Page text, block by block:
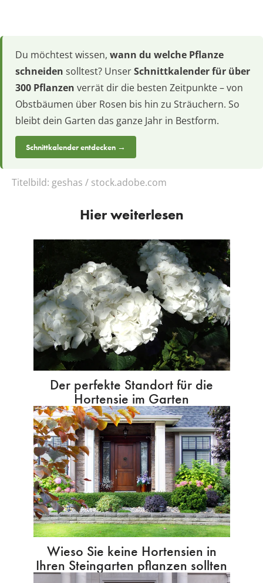
Du möchtest wissen, wann du welche Pflanze
schneiden solltest? UnserSchnittkalender für über
300 Pflanzen verrät dir die besten Zeitpunkte – von
Obstbäumen über Rosen bis hin zu Sträuchern. So
bleibt dein Garten das ganze Jahr in Bestform.
Schnittkalender entdecken →
Titelbild: geshas / stock.adobe.com
Hier weiterlesen
Der perfekte Standort für die
Hortensie im Garten
Wieso Sie keine Hortensien in
Ihren Steingarten pflanzen sollten